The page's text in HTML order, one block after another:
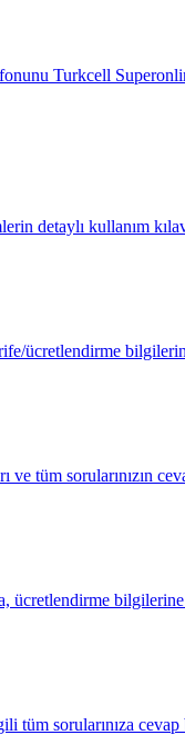
Turkcell
detaylı kullanım
ücretlendirme
tüm sorularınızın
ücretlendirme
tüm sorularınıza